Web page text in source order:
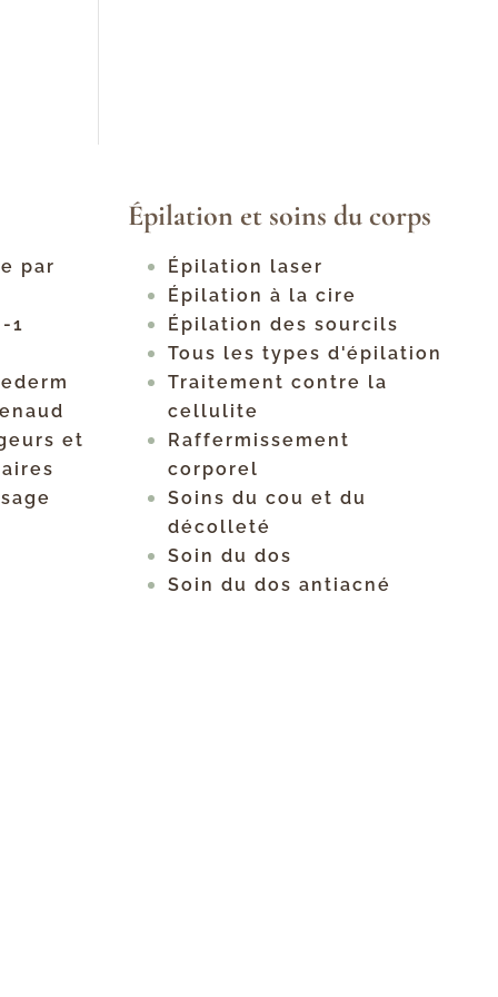
par
1
et
Épilation et soins du corps
Épilation laser
Épilation à la cire
Épilation des sourcils
Tous les types d'épilation
Traitement contre la
cellulite
Raffermissement
corporel
Soins du cou et du
décolleté
Soin du dos
Soin du dos antiacné